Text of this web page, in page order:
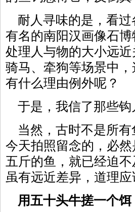
耐人寻味的是，看过
有名的南阳汉画像石
处理人与物的大小远
骑马、牵狗等场景中
有什么理由例外呢？
于是，我信了那些钩
当然，古时不是所有
今天拍照留念的，必
五斤的鱼，就已经迫
虽有远近差异，道理应
用五十头牛搓一个饵